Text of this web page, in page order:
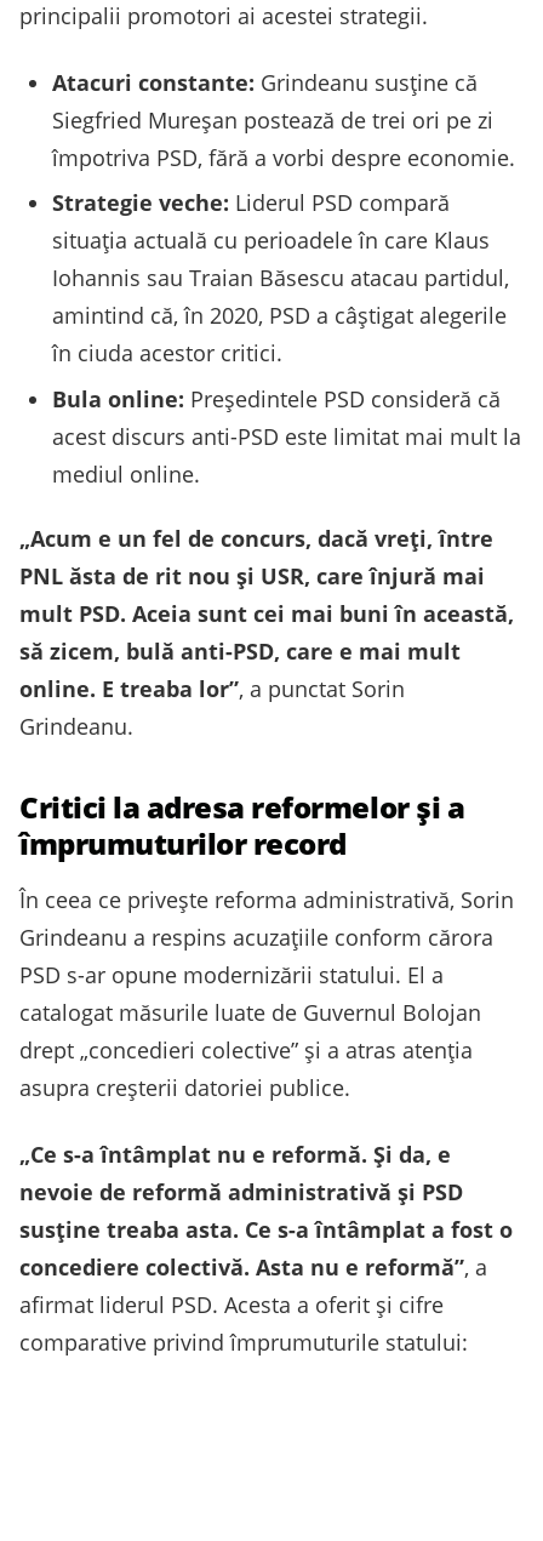
principalii promotori ai acestei strategii.
Atacuri constante: Grindeanu susține că
Siegfried Mureșan postează de trei ori pe zi
împotriva PSD, fără a vorbi despre economie.
Strategie veche: Liderul PSD compară
situația actuală cu perioadele în care Klaus
Iohannis sau Traian Băsescu atacau partidul,
amintind că, în 2020, PSD a câștigat alegerile
în ciuda acestor critici.
Bula online: Președintele PSD consideră că
acest discurs anti-PSD este limitat mai mult la
mediul online.
„Acum e un fel de concurs, dacă vreți, între
PNL ăsta de rit nou și USR, care înjură mai
mult PSD. Aceia sunt cei mai buni în această,
să zicem, bulă anti-PSD, care e mai mult
online. E treaba lor”, a punctat Sorin
Grindeanu.
Critici la adresa reformelor și a
împrumuturilor record
În ceea ce privește reforma administrativă, Sorin
Grindeanu a respins acuzațiile conform cărora
PSD s-ar opune modernizării statului. El a
catalogat măsurile luate de Guvernul Bolojan
drept „concedieri colective” și a atras atenția
asupra creșterii datoriei publice.
„Ce s-a întâmplat nu e reformă. Și da, e
nevoie de reformă administrativă și PSD
susține treaba asta. Ce s-a întâmplat a fost o
concediere colectivă. Asta nu e reformă”, a
afirmat liderul PSD. Acesta a oferit și cifre
comparative privind împrumuturile statului: